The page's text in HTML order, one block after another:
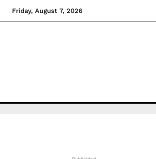
Friday, August 7, 2026